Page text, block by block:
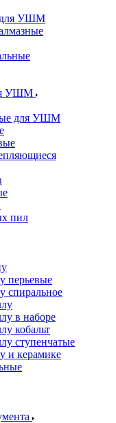
для УШМ
УШМ
для УШМ
пил
перьевые
спиральное
в наборе
кобальт
ступенчатые
и керамике